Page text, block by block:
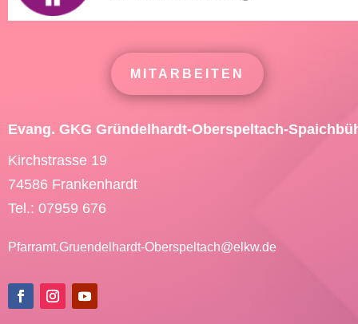
MITARBEITEN
Evang. GKG Gründelhardt-Oberspeltach-
Kirchstrasse 19
74586 Frankenhardt
Tel.: 07959 676
Pfarramt.Gruendelhardt-Oberspeltach@elkw.de